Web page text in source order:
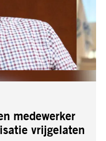
medewerker
vrijgelaten